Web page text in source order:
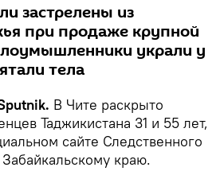
застрелены из
при продаже крупной
украли у
тела
В Чите раскрыто
Таджикистана 31 и 55 лет,
сайте Следственного
краю.